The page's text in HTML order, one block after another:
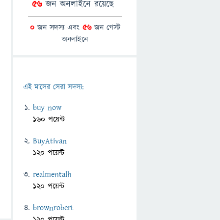
56 জন অনলাইনে রয়েছে
0জন সদস্য এবং 56জন গেস্ট
অনলাইনে
এই মাসের সেরা সদস্য:
buy now
160 পয়েন্ট
BuyAtivan
120 পয়েন্ট
realmentalh
120 পয়েন্ট
brownrobert